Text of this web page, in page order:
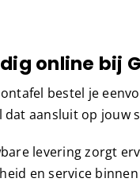
online bij
bestel je
dat aansluit op
levering zorgt
en service